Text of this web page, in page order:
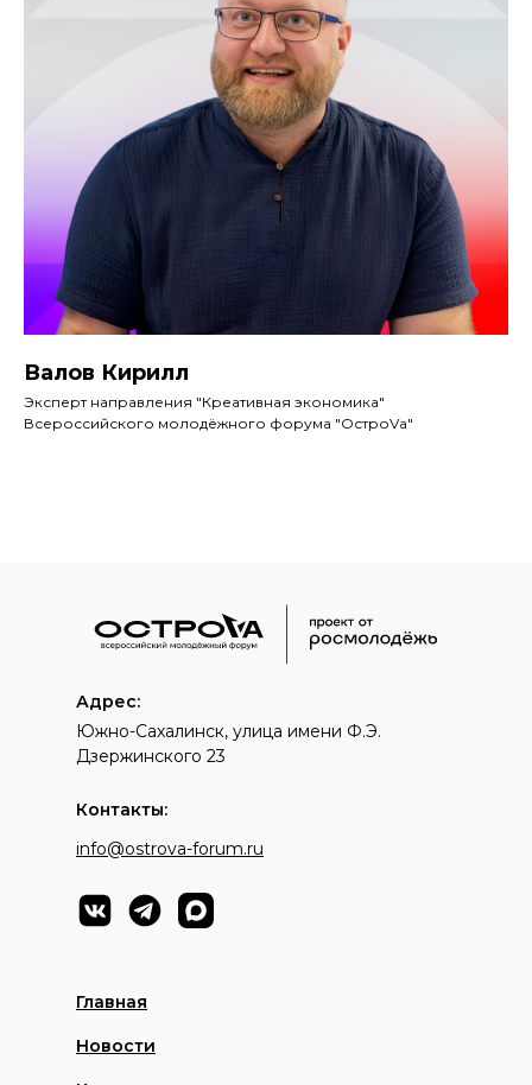
Валов Кирилл
Эксперт направления "Креативная экономика"
Всероссийского молодёжного форума "ОстроVа"
Новости
Главная
info@ostrova-forum.ru
Контакты:
Южно-Сахалинск, улица имени Ф.Э.
Дзержинского 23
Адрес: